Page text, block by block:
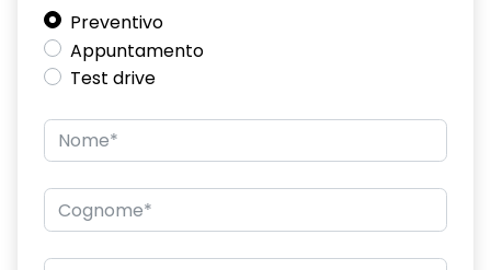
cerchi in lega da 18''
climatizzatore automatico
design cerchi in lega da 18'' diamantati black hole
distance warning avviso distanza di sicurezza
doppio fondo bagagliaio
Preventivo
Appuntamento
Test drive